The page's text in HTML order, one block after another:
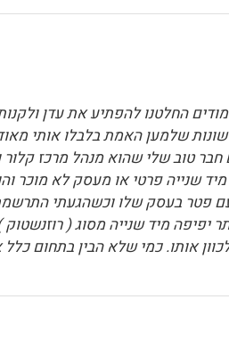
החלטנו להפתיע את עדן
דעת שונות שלמען האמת בלבלו אותי
טוב שלי שהוא מנהל מרכז קלור
שנייה פרטי או מעסק לא מוכר
פטר בעסק שלו וכשהגעתי
יפיפה מיד שנייה מסוג (
אותו. כמי שלא הבין בתחום כלל